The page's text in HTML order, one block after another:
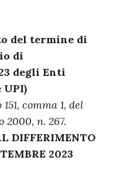
del termine di
di
degli Enti
UPI)
comma 1, del
2000, n. 267.
DIFFERIMENTO
2023